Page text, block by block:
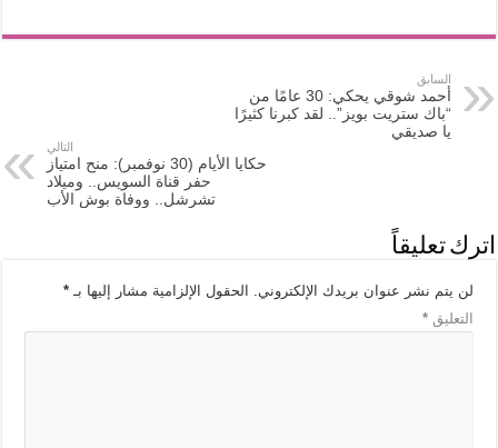
السابق
أحمد شوقي يحكي: 30 عامًا من
“باك ستريت بويز”.. لقد كبرنا كثيرًا
يا صديقي
التالي
حكايا الأيام (30 نوفمبر): منح امتياز
حفر قناة السويس.. وميلاد
تشرشل.. ووفاة بوش الأب
اترك تعليقاً
لن يتم نشر عنوان بريدك الإلكتروني. الحقول الإلزامية مشار إليها بـ*
التعليق*